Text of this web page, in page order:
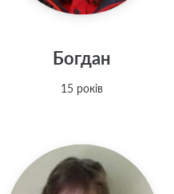
Богдан
15 років